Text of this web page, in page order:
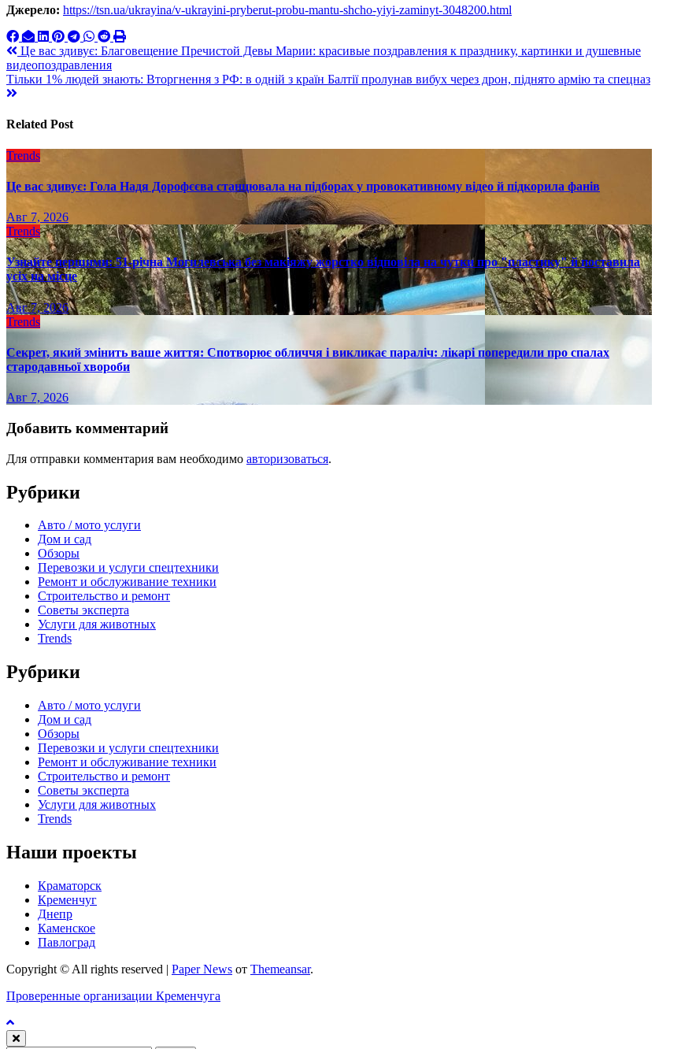
Джерело: https://tsn.ua/ukrayina/v-ukrayini-pryberut-probu-mantu-shcho-yiyi-zaminyt-3048200.html
Навигация
по
записям
Це вас здивує: Благовещение Пречистой Девы Марии: красивые поздравления к празднику, картинки и душевные
видеопоздравления
Тільки 1% людей знають: Вторгнення з РФ: в одній з країн Балтії пролунав вибух через дрон, піднято армію та спецназ
Related Post
Trends
Це вас здивує: Гола Надя Дорофєєва станцювала на підборах у провокативному відео й підкорила фанів
Авг 7, 2026
Trends
Узнайте першими: 51-річна Могилевська без макіяжу жорстко відповіла на чутки про "пластику" й поставила
усіх на місце
Авг 7, 2026
Trends
Секрет, який змінить ваше життя: Спотворює обличчя і викликає параліч: лікарі попередили про спалах
стародавньої хвороби
Авг 7, 2026
Добавить комментарий
Для отправки комментария вам необходимо авторизоваться.
Рубрики
Авто / мото услуги
Дом и сад
Обзоры
Перевозки и услуги спецтехники
Ремонт и обслуживание техники
Строительство и ремонт
Советы эксперта
Услуги для животных
Trends
Рубрики
Авто / мото услуги
Дом и сад
Обзоры
Перевозки и услуги спецтехники
Ремонт и обслуживание техники
Строительство и ремонт
Советы эксперта
Услуги для животных
Trends
Наши проекты
Краматорск
Кременчуг
Днепр
Каменское
Павлоград
Copyright © All rights reserved | Paper News от Themeansar.
Проверенные организации Кременчуга